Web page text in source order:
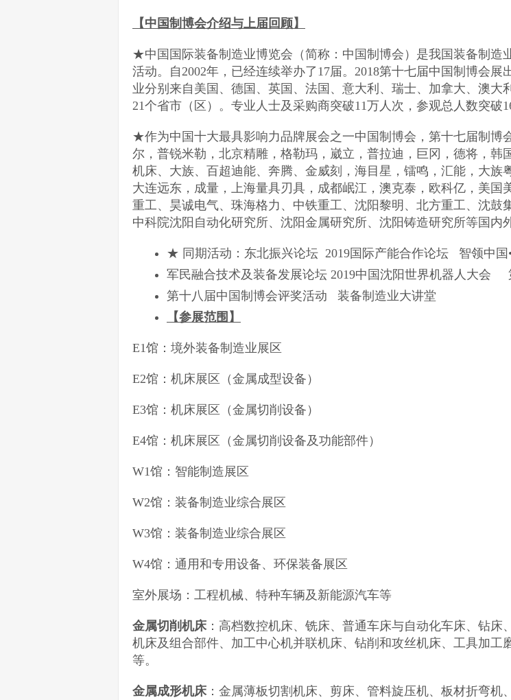
【中国制博会介绍与 上届回顾】
★中国国际装备制造业博览会（简称：中国制博会）是我国装备制造
活动。自2002年，已经连续举办了17届。2018第十七届中国制博会
业分别来自美国、德国、英国、法国、意大利、瑞士、加拿大、澳大
21个省市（区）。专业人士及采购商突破11万人次，参观总人数突破
★作为中国十大最具影响力品牌展会之一中国制博会，第十七届制博
尔，普锐米勒，北京精雕，格勒玛，崴立，普拉迪，巨冈，德将，
机床、大族、百超迪能、奔腾、金威刻，海目星，镭鸣，汇能，大族
大连远东，成量，上海量具刃具，成都岷江，澳克泰，欧科亿，美
重工、昊诚电气、珠海格力、中铁重工、沈阳黎明、北方重工、沈鼓
中科院沈阳自动化研究所、沈阳金属研究所、沈阳铸造研究所等国内
★ 同期活动：东北振兴论坛 2019国际产能合作论坛 智领中国
军民融合技术及装备发展论坛 2019中国沈阳世界机器人大会
第十八届中国制博会评奖活动 装备制造业大讲堂
【参展范围】
E1馆：境外装备制造业展区
E2馆：机床展区（金属成型设备）
E3馆：机床展区（金属切削设备）
E4馆：机床展区（金属切削设备及功能部件）
W1馆：智能制造展区
W2馆：装备制造业综合展区
W3馆：装备制造业综合展区
W4馆：通用和专用设备、环保装备展区
室外展场：工程机械、特种车辆及新能源汽车等
金属切削机床：高档数控机床、铣床、普通车床与自动化车床、钻
机床及组合部件、加工中心机并联机床、钻削和攻丝机床、工具加
等。
金属成形机床：金属薄板切割机床、剪床、管料旋压机、板材折弯机